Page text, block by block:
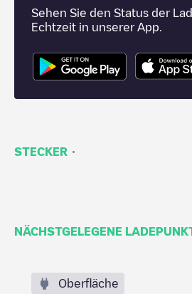
Sehen Sie den Status der
Echtzeit in unserer App.
STECKER ·
NÄCHSTGELEGENE
Oberfläche